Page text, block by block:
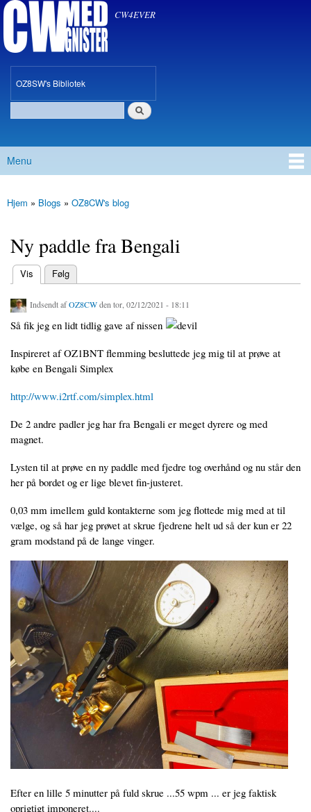
CW med Gnister CW4EVER
oz8swOZ8SW's Bibliotek
Søgefelt
Hovedmenu
Menu
Du er her
Hjem » Blogs » OZ8CW's blog
Ny paddle fra Bengali
Primære faneblade
Vis
(aktiv fane) Følg
Indsendt afOZ8CWden tor, 02/12/2021 - 18:11
Så fik jeg en lidt tidlig gave af nissen
Inspireret af OZ1BNT flemming besluttede jeg mig til at prøve at
købe en Bengali Simplex
http://www.i2rtf.com/simplex.html
De 2 andre padler jeg har fra Bengali er meget dyrere og med
magnet.
Lysten til at prøve en ny paddle med fjedre tog overhånd og nu står den
her på bordet og er lige blevet fin-justeret.
0,03 mm imellem guld kontakterne som jeg flottede mig med at til
vælge, og så har jeg prøvet at skrue fjedrene helt ud så der kun er 22
gram modstand på de lange vinger.
Efter en lille 5 minutter på fuld skrue ...55 wpm ... er jeg faktisk
oprigtigt imponeret....